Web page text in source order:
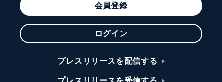
会員登録
ログイン
プレスリリースを配信する
プレスリリースを受信する